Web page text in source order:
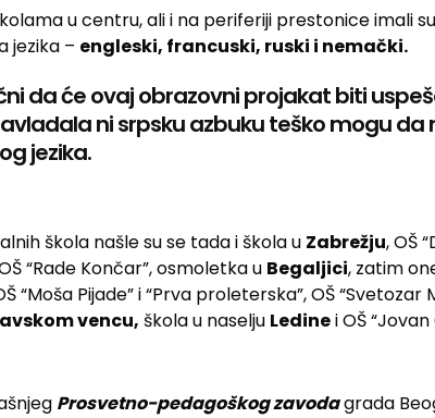
u centru, ali i na periferiji prestonice imali
jezika – engleski, francuski, ruski i nemački.
da će ovaj obrazovni projakat biti
ni srpsku azbuku teško mogu da
jezika.
škola našle su se tada i škola u Zabrežju, OŠ
“Rade Končar”, osmoletka u Begaljici, zatim
“Moša Pijade” i “Prva proleterska”, OŠ “Svetozar
vencu, škola u naselju Ledinei OŠ
Prosvetno-pedagoškog zavodagrada